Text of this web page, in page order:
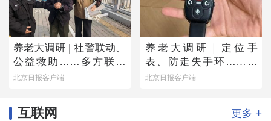
养老大调研 | 社警联动、
公益救助……多方联手
撑起防走失网络
北京日报客户端
养老大调研｜定位手
表、防走失手环……老
人为何不愿用？
北京日报客户端
互联网 更多 +